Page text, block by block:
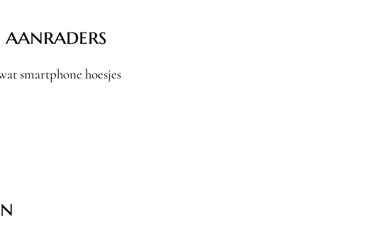
aanraders
smartphone hoesjes